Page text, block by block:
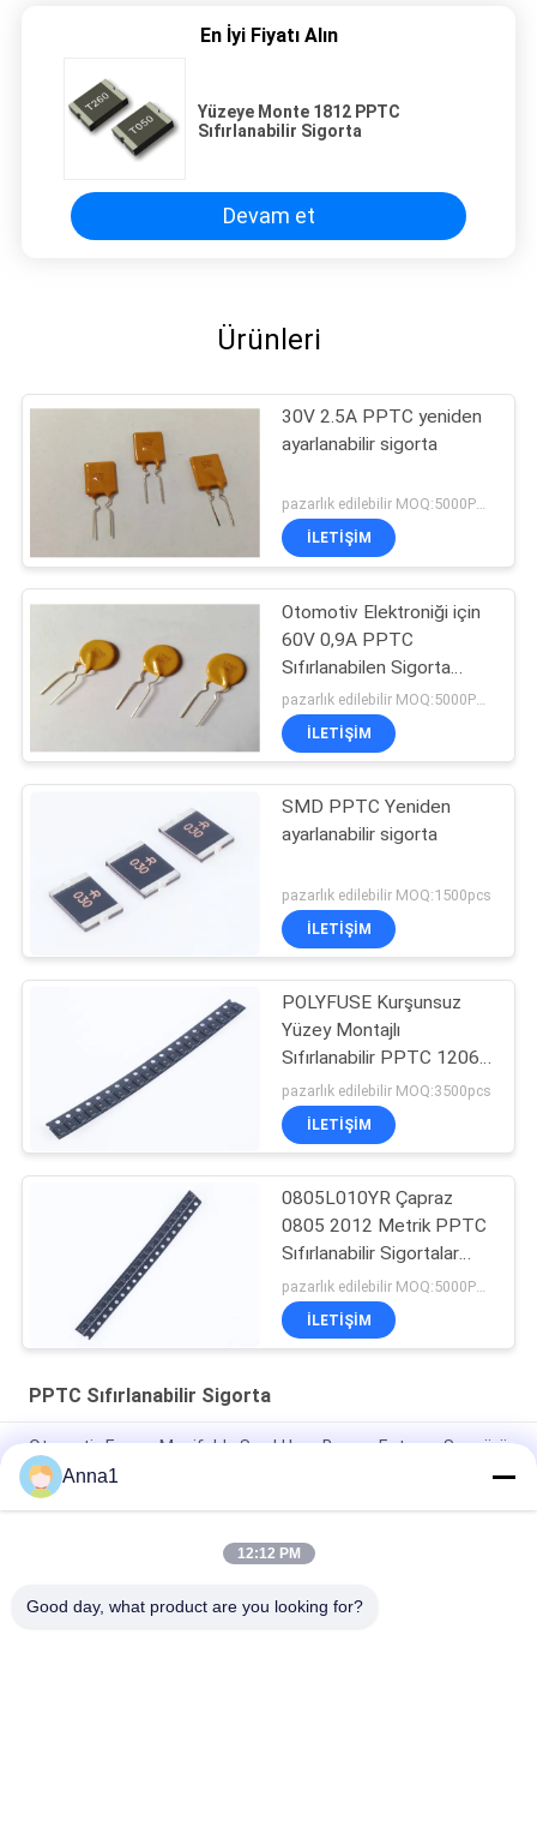
En İyi Fiyatı Alın
Yüzeye Monte 1812 PPTC
Sıfırlanabilir Sigorta
Devam et
Ürünleri
30V 2.5A PPTC yeniden
ayarlanabilir sigorta
pazarlık edilebilir MOQ:5000PCS
İLETIŞIM
Otomotiv Elektroniği için
60V 0,9A PPTC
Sıfırlanabilen Sigorta
Polimer PTC
pazarlık edilebilir MOQ:5000PCS
İLETIŞIM
SMD PPTC Yeniden
ayarlanabilir sigorta
pazarlık edilebilir MOQ:1500pcs
İLETIŞIM
POLYFUSE Kurşunsuz
Yüzey Montajlı
Sıfırlanabilir PPTC 1206
100mA 60V
pazarlık edilebilir MOQ:3500pcs
İLETIŞIM
0805L010YR Çapraz
0805 2012 Metrik PPTC
Sıfırlanabilir Sigortalar
0.1A 15 V Bant Makarada
İLETIŞIM
PPTC Sıfırlanabilir Sigorta
Otomotiv Emme Manifoldu Sıcaklık ve Basınç Entegre Sensörü
Sıfırlanabilir
US Tech 0603 0805 SMD Tipi PTC Sıfırlanabilir Sigorta 0.04A
Anna1
12:12 PM
Good day, what product are you looking for?